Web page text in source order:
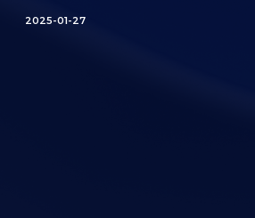
2025-01-27